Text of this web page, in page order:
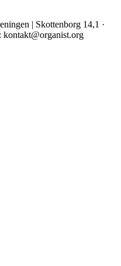
| Skottenborg 14,1 ·